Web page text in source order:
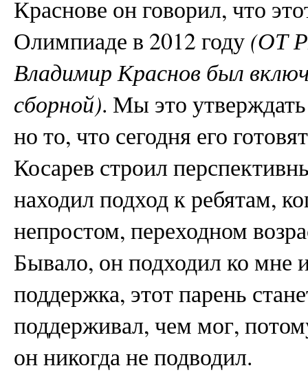
Краснове он говорил, что
Олимпиаде в 2012 году (ОТ
Владимир Краснов был
сборной). Мы это
но то, что сегодня его
Косарев строил
находил подход к ребятам,
непростом, переходном
Бывало, он подходил ко мне
поддержка, этот парень
поддерживал, чем мог,
он никогда не подводил.